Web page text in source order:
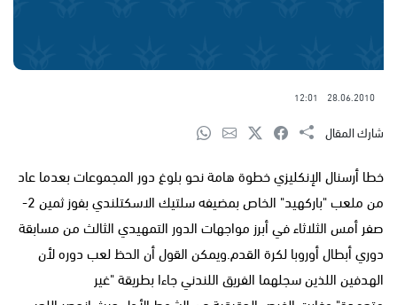
28.06.2010
12:01
شارك المقال
خطا أرسنال الإنكليزي خطوة هامة نحو بلوغ دور المجموعات بعدما عاد
من ملعب "باركهيد" الخاص بمضيفه سلتيك الاسكتلندي بفوز ثمين 2-
صفر أمس الثلاثاء في أبرز مواجهات الدور التمهيدي الثالث من مسابقة
دوري أبطال أوروبا لكرة القدم.ويمكن القول أن الحظ لعب دوره لأن
الهدفين اللذين سجلهما الفريق اللندني جاءا بطريقة "غير